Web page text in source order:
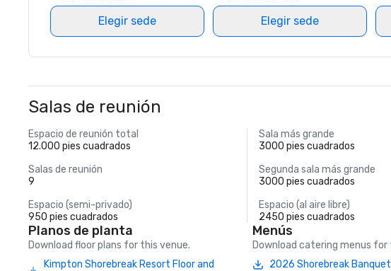
Elegir sede Elegir sede
Salas de reunión
Espacio de reunión total
12.000 pies cuadrados
Sala más grande
3000 pies cuadrados
Salas de reunión
9
Segunda sala más grande
3000 pies cuadrados
Espacio (semi-privado)
950 pies cuadrados
Espacio (al aire libre)
2450 pies cuadrados
Planos de planta
Download floor plans for this venue.
Kimpton Shorebreak Resort Floor and
Menús
Download catering menus for
2026 Shorebreak Banquet